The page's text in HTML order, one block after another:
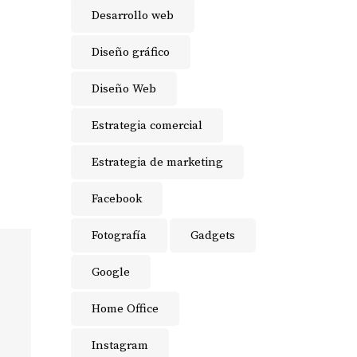
Desarrollo web
Diseño gráfico
Diseño Web
Estrategia comercial
Estrategia de marketing
Facebook
Fotografía Gadgets
Google
Home Office
Instagram